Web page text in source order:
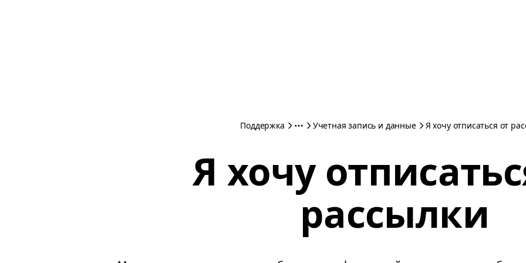
Поддержка Учетная запись и данные Я хочу отписаться от
Я хочу
рассылки